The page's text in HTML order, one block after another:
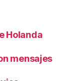
Holanda
mensajes